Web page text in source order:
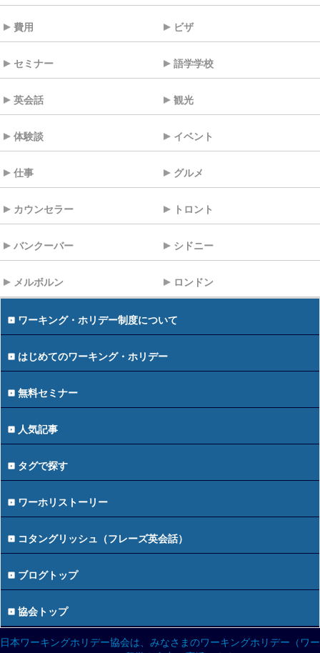
費用 ビザ
セミナー 語学学校
英会話 観光
体験談 イベント
仕事 グルメ
カウンセラー トロント
バンクーバー シドニー
メルボルン ロンドン
ワーキング・ホリデー制度について
はじめてのワーキング・ホリデー
無料セミナー
人気記事
タグで探す
ワーホリストーリー
コタングリッシュ（フレーズ英会話）
ブログトップ
協会トップ
日本ワーキングホリデー協会は、みなさまのワーキングホリデー（ワー